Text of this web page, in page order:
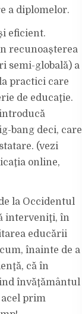
a diplomelor.
eficient.
recunoaşterea
semi-globală) a
practici care
de educaţie.
bang deci, care
(vezi
online,
la Occidentul
interveniţi, în
educării
înainte de a
că în
învăţământul
prim